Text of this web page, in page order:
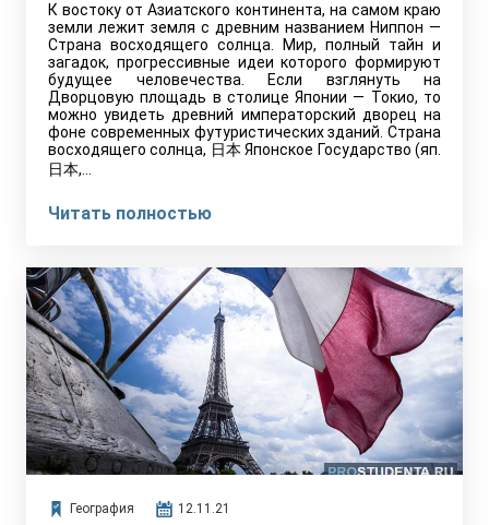
К востоку от Азиатского континента, на самом краю
земли лежит земля с древним названием Ниппон —
Страна восходящего солнца. Мир, полный тайн и
загадок, прогрессивные идеи которого формируют
будущее человечества. Если взглянуть на
Дворцовую площадь в столице Японии — Токио, то
можно увидеть древний императорский дворец на
фоне современных футуристических зданий. Страна
восходящего солнца, 日本 Японское Государство (яп.
日本,…
Читать полностью
География 12.11.21